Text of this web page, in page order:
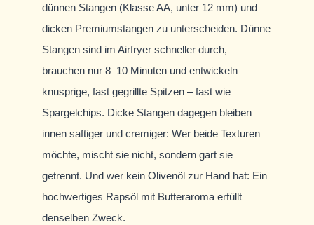
dünnen Stangen (Klasse AA, unter 12 mm) und
dicken Premiumstangen zu unterscheiden. Dünne
Stangen sind im Airfryer schneller durch,
brauchen nur 8–10 Minuten und entwickeln
knusprige, fast gegrillte Spitzen – fast wie
Spargelchips. Dicke Stangen dagegen bleiben
innen saftiger und cremiger: Wer beide Texturen
möchte, mischt sie nicht, sondern gart sie
getrennt. Und wer kein Olivenöl zur Hand hat: Ein
hochwertiges Rapsöl mit Butteraroma erfüllt
denselben Zweck.